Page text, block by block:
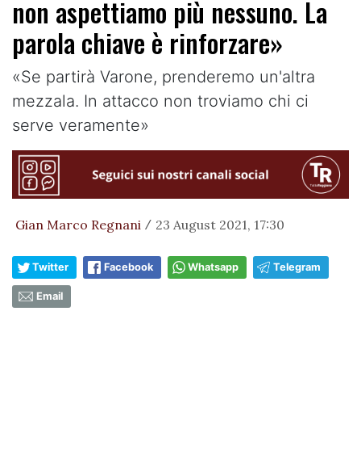
non aspettiamo più nessuno. La
parola chiave è rinforzare»
«Se partirà Varone, prenderemo un'altra
mezzala. In attacco non troviamo chi ci
serve veramente»
Gian Marco Regnani / 23 August 2021, 17:30
Twitter Facebook Whatsapp Telegram
Email